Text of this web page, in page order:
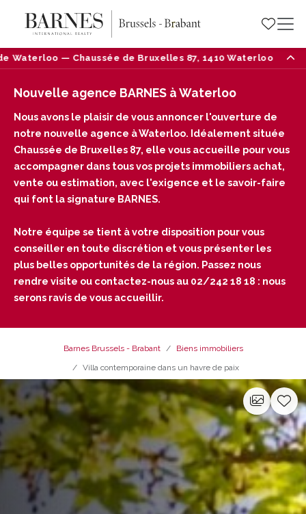
87, 1410 Waterloo — Tél : 02/242 18 18
Nouvelle agence BARNES à Waterloo
Nous avons le plaisir de vous annoncer l'ouverture de
notre nouvelle agence à Waterloo. Idéalement située
Chaussée de Bruxelles 87, elle vous accueille pour vous
accompagner dans tous vos projets immobiliers achat,
vente ou estimation, avec l'exigence et le savoir-faire
qui font la signature BARNES.
Notre équipe se tient à votre disposition pour vous
conseiller en toute discrétion et vous présenter les
plus belles opportunités de la région. Passez nous
rendre visite ou contactez-nous au 02/242 18 18 : nous
serons ravis de vous accueillir.
Barnes Brussels - Brabant
Biens immobiliers
Villa contemporaine dans un havre de paix